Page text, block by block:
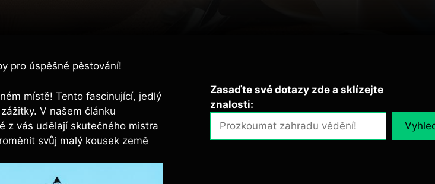
pro úspěšné pěstování!
místě! Tento fascinující, jedlý
V ⁣našem článku
z ⁣vás udělají skutečného ​mistra
svůj malý⁢ kousek země
Zasaďte své dotazy zde a sklízejte
znalosti: